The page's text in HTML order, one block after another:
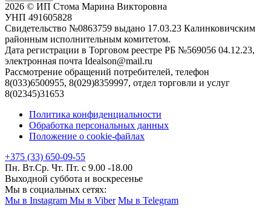
2026 © ИП Стома Марина Викторовна
УНП 491605828
Свидетельство №0863759 выдано 17.03.23 Калинковичским
районным исполнительным комитетом.
Дата регистрации в Торговом реестре РБ №569056 04.12.23,
электронная почта Idealson@mail.ru
Рассмотрение обращений потребителей, телефон
8(033)6500955, 8(029)8359997, отдел торговли и услуг
8(02345)31653
Политика конфиденциальности
Обработка персональных данных
Положение о cookie-файлах
+375 (33) 650-09-55
Пн. Вт.Ср. Чт. Пт. с 9.00 -18.00
Выходной суббота и воскресенье
Мы в социальных сетях:
Мы в Instagram Мы в Viber Мы в Telegram